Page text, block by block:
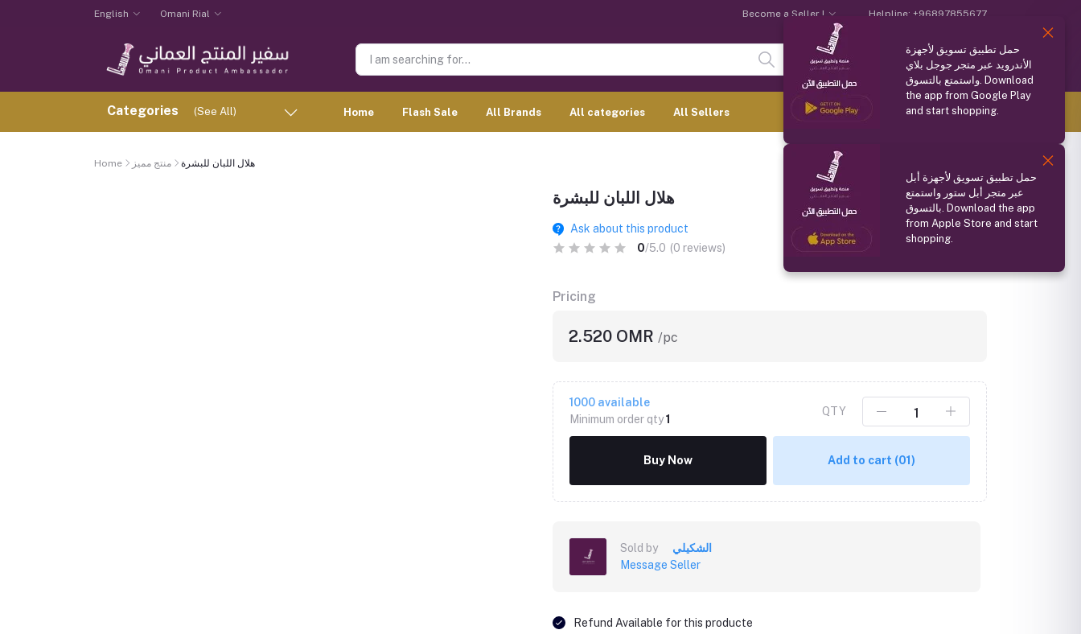
English Omani Rial Become a Seller ! Helpline: +96897855677
Registration
Categories (See All) Home Flash Sale All Brands All categories All Sellers 0.000 OMR (0Items)
Home منتج مميز هلال اللبان للبشرة Compare
هلال اللبان للبشرة
Ask about this product
0/5.0 (0 reviews)
Pricing
2.520 OMR /pc
1000 available
Minimum order qty1
QTY
Buy Now Add to cart (01)
Sold by
الشكيلي
Message Seller
Refund Available for this producte
حمل تطبيق تسويق لأجهزة
الأندرويد عبر متجر جوجل بلاي
واستمتع بالتسوق. Download
the app from Google Play
and start shopping.
حمل تطبيق تسويق لأجهزة أبل
عبر متجر أبل ستور واستمتع
بالتسوق. Download the app
from Apple Store and start
shopping.